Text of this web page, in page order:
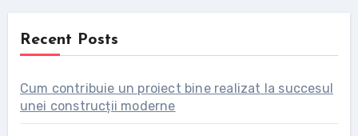
Recent Posts
Cum contribuie un proiect bine realizat la succesul
unei construcții moderne